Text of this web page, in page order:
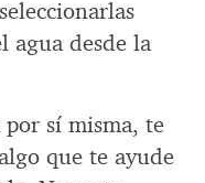
agua desde la
sí misma, te
que te ayude